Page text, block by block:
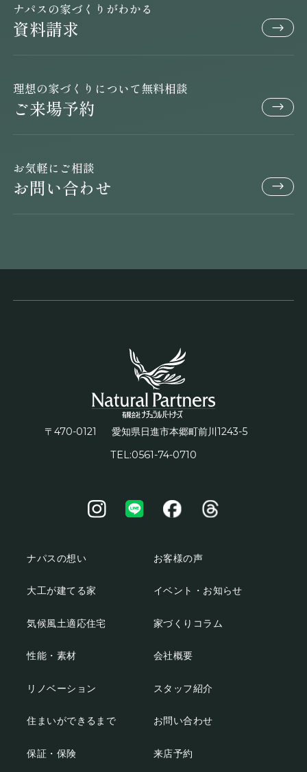
ナパスの家づくりがわかる
資料請求
理想の家づくりについて無料相談
ご来場予約
お気軽にご相談
お問い合わせ
〒470-0121 愛知県日進市本郷町前川 1243-5
TEL:0561-74-0710
ナパスの想い
大工が建てる家
気候風土適応住宅
性能・素材
リノベーション
住まいができるまで
保証・保険
お客様の声
イベント・お知らせ
家づくりコラム
会社概要
スタッフ紹介
お問い合わせ
来店予約